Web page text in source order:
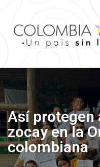
Así protegen
zocay en la
colombiana